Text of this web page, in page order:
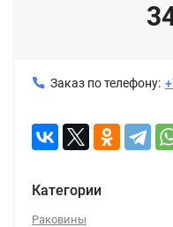
Заказ по телефону:
Категории
Раковины